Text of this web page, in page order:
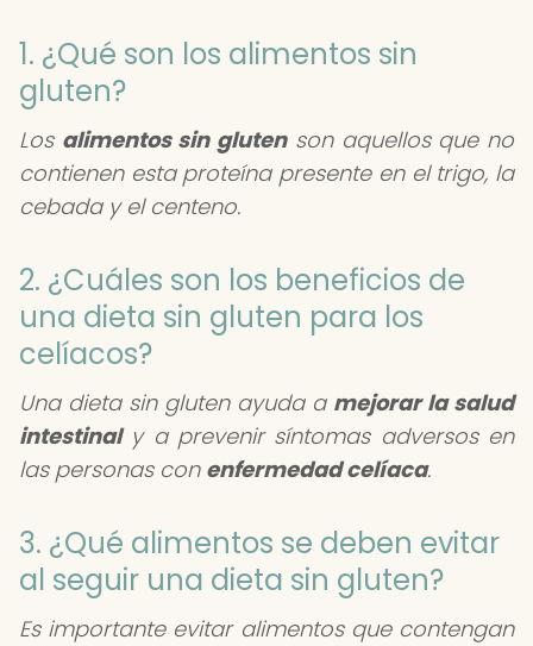
1. ¿Qué son los alimentos sin
gluten?
Los alimentos sin glutenson aquellos que no
contienen esta proteína presente en el trigo, la
cebada y el centeno.
2. ¿Cuáles son los beneficios de
una dieta sin gluten para los
celíacos?
Una dieta sin gluten ayuda a mejorar la salud
intestinaly a prevenir síntomas adversos en
las personas con enfermedad celíaca.
3. ¿Qué alimentos se deben evitar
al seguir una dieta sin gluten?
Es importante evitar alimentos que contengan